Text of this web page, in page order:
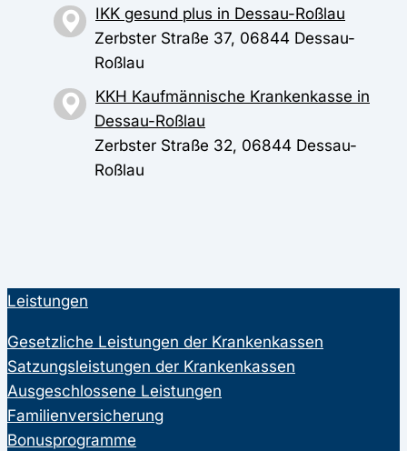
IKK gesund plus in Dessau-Roßlau
Zerbster Straße 37, 06844 Dessau-
Roßlau
KKH Kaufmännische Krankenkasse in
Dessau-Roßlau
Zerbster Straße 32, 06844 Dessau-
Roßlau
Leistungen
Gesetzliche Leistungen der Krankenkassen
Satzungsleistungen der Krankenkassen
Ausgeschlossene Leistungen
Familienversicherung
Bonusprogramme